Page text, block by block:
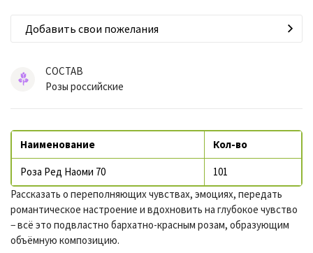
Добавить свои пожелания
СОСТАВ
Розы российские
Наименование Кол-во
Роза Ред Наоми 70
101
Рассказать о переполняющих чувствах, эмоциях, передать
романтическое настроение и вдохновить на глубокое чувство
− всё это подвластно бархатно-красным розам, образующим
объёмную композицию.